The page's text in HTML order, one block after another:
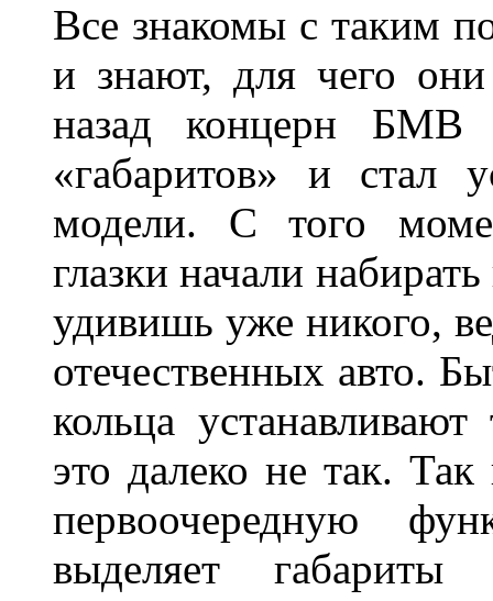
Все знакомы с таким
и знают, для чего
назад концерн БМВ
«габаритов» и стал
модели. С того
глазки начали
удивишь уже никого,
отечественных авто.
кольца
это далеко не так. Так
первоочередную
выделяет